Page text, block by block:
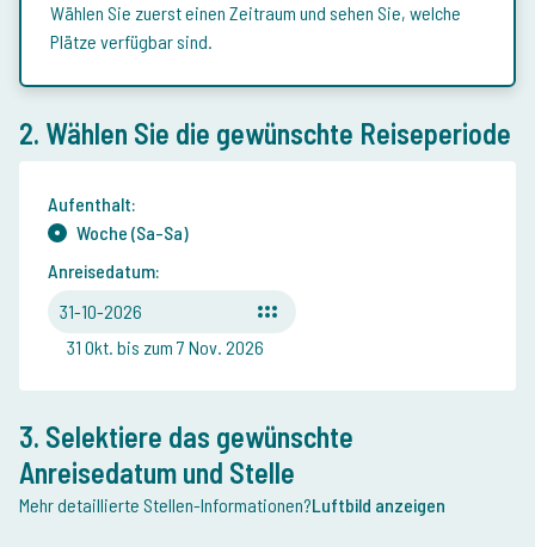
Wählen Sie zuerst einen Zeitraum und sehen Sie, welche
Plätze verfügbar sind.
2. Wählen Sie die gewünschte Reiseperiode
Aufenthalt:
Woche (Sa-Sa)
Anreisedatum:
31-10-2026
31 Okt. bis zum 7 Nov. 2026
3. Selektiere das gewünschte
Anreisedatum und Stelle
Mehr detaillierte Stellen-Informationen?Luftbild anzeigen